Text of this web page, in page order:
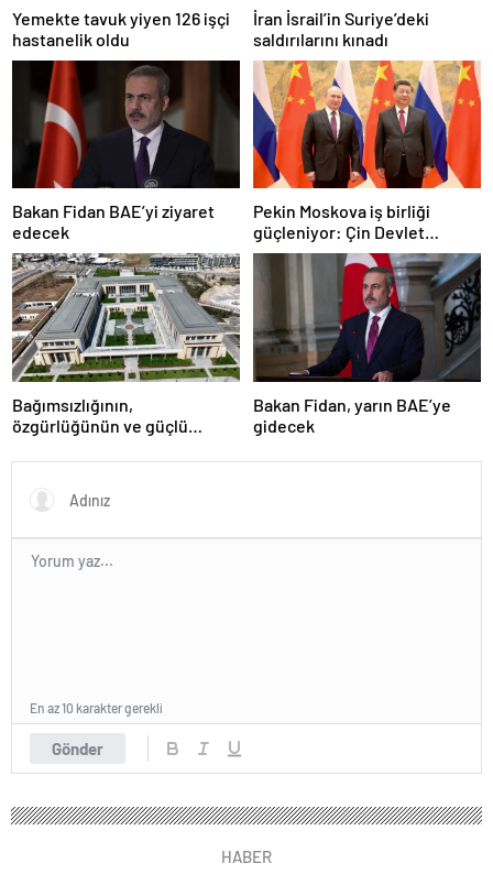
Yemekte tavuk yiyen 126 işçi
hastanelik oldu
İran İsrail’in Suriye’deki
saldırılarını kınadı
Bakan Fidan BAE’yi ziyaret
edecek
Pekin Moskova iş birliği
güçleniyor: Çin Devlet
Başkanı Zafer Günü için
Rusya’da olacak
Bağımsızlığının,
özgürlüğünün ve güçlü
Türkiye’den Yavru Vatan’a dev
eserler…
Bakan Fidan, yarın BAE’ye
gidecek
Gönder
En az 10 karakter gerekli
HABER